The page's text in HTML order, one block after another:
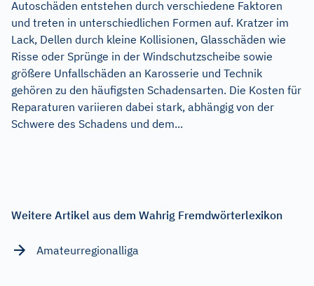
Autoschäden entstehen durch verschiedene Faktoren
und treten in unterschiedlichen Formen auf. Kratzer im
Lack, Dellen durch kleine Kollisionen, Glasschäden wie
Risse oder Sprünge in der Windschutzscheibe sowie
größere Unfallschäden an Karosserie und Technik
gehören zu den häufigsten Schadensarten. Die Kosten für
Reparaturen variieren dabei stark, abhängig von der
Schwere des Schadens und dem...
Weitere Artikel aus dem Wahrig Fremdwörterlexikon
Amateurregionalliga